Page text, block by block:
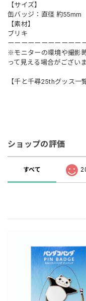
【サイズ】
缶バッジ：直径 約55mm
【素材】
ブリキ
ーーーーーーーーーーー
※モニターの環境や撮影
って見える場合がござい
【千と千尋25thグッス一
ショップの評価
すべて